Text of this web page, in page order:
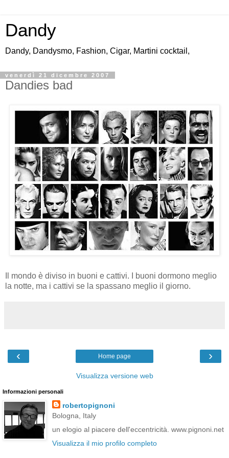
Dandy
Dandy, Dandysmo, Fashion, Cigar, Martini cocktail,
venerdì 21 dicembre 2007
Dandies bad
Il mondo è diviso in buoni e cattivi. I buoni dormono meglio
la notte, ma i cattivi se la spassano meglio il giorno.
‹ ›
Home page
Visualizza versione web
Informazioni personali
robertopignoni
Bologna, Italy
un elogio al piacere dell'eccentricità. www.pignoni.net
Visualizza il mio profilo completo